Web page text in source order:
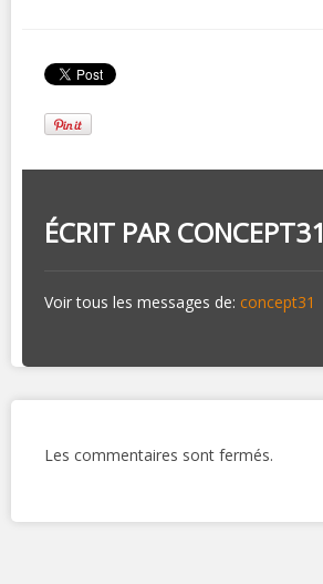
ÉCRIT PARCONCEPT31
Voir tous les messages de: concept31
Les commentaires sont fermés.